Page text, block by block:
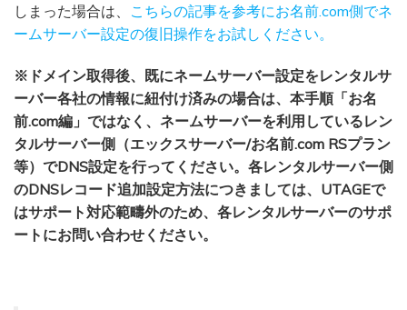
しまった場合は、 こちらの記事を参考にお名前.com側でネ
ームサーバー設定の復旧操作をお試しください。
※ドメイン取得後、既にネームサーバー設定をレンタルサ
ーバー各社の情報に紐付け済みの場合は、本手順「お名
前.com編」ではなく、ネームサーバーを利用しているレン
タルサーバー側（エックスサーバー/お名前.com RSプラン
等）でDNS設定を行ってください。各レンタルサーバー側
のDNSレコード追加設定方法につきましては、UTAGEで
はサポート対応範疇外のため、各レンタルサーバーのサポ
ートにお問い合わせください。